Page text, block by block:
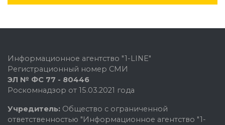
Информационное агентство "1-LINE"
Регистрационный номер СМИ
ЭЛ № ФС 77 - 80446
Роскомнадзор от 15.03.2021 года
Учредитель: Общество с ограниченной
ответственностью "Информационное агентство "1-